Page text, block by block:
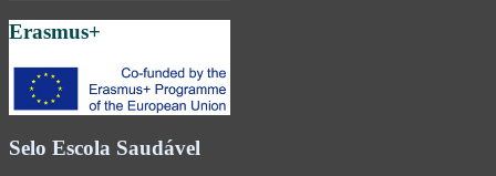
Erasmus+
Selo Escola Saudável